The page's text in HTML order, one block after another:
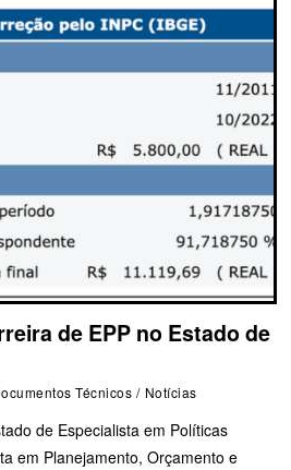
de EPP no Estado de
Técnicos / Notícias
de Especialista em Políticas
em Planejamento, Orçamento e